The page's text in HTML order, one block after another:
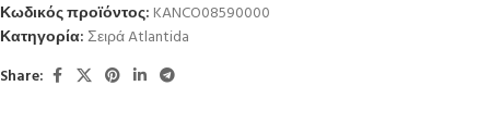
Κωδικός προϊόντος: KANCO08590000
Κατηγορία:Σειρά Atlantida
Share: